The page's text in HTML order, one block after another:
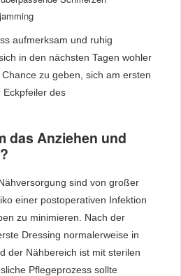
aufmerksam und ruhig
in den nächsten Tagen wohler
zu geben, sich am ersten
Eckpfeiler des
das Anziehen und
sind von großer
einer postoperativen Infektion
zu minimieren. Nach der
Dressing normalerweise in
der Nähbereich ist mit sterilen
Pflegeprozess sollte